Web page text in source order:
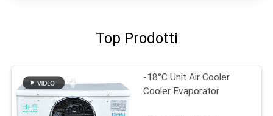
Top Prodotti
-18°C Unit Air Cooler
Cooler Evaporator